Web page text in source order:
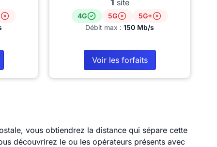
1 site
4G 5G
5G+
Débit max : 150 Mb/s
Voir les forfaits
vous obtiendrez la distance qui sépare cette
découvrirez le ou les opérateurs présents avec